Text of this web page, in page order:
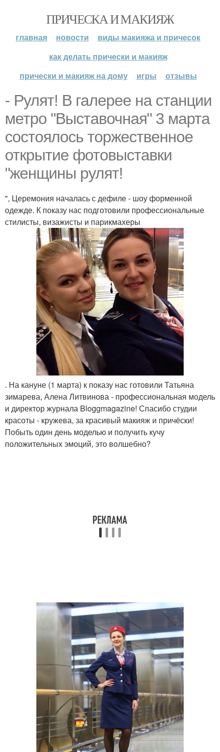
ПРИЧЕСКА И МАКИЯЖ
главная новости
виды макияжа и причесок
как делать прически и макияж
прически и макияж на дому
игры отзывы
- Рулят! В галерее на станции
метро "Выставочная" 3 марта
состоялось торжественное
открытие фотовыставки
"женщины рулят!
", Церемония началась с дефиле - шоу форменной
одежде. К показу нас подготовили профессиональные
стилисты, визажисты и парикмахеры
. На кануне (1 марта) к показу нас готовили Татьяна
зимарева, Алена Литвинова - профессиональная модель
и директор журнала Bloggmagazine! Спасибо студии
красоты - кружева, за красивый макияж и причёски!
Побыть один день моделью и получить кучу
положительных эмоций, это волшебно?